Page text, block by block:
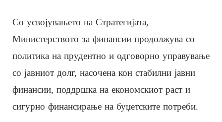
Со усвојувањето на Стратегијата,
Министерството за финансии продолжува со
политика на прудентно и одговорно управување
со јавниот долг, насочена кон стабилни јавни
финансии, поддршка на економскиот раст и
сигурно финансирање на буџетските потреби.